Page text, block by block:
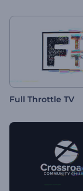
Full Throttle TV